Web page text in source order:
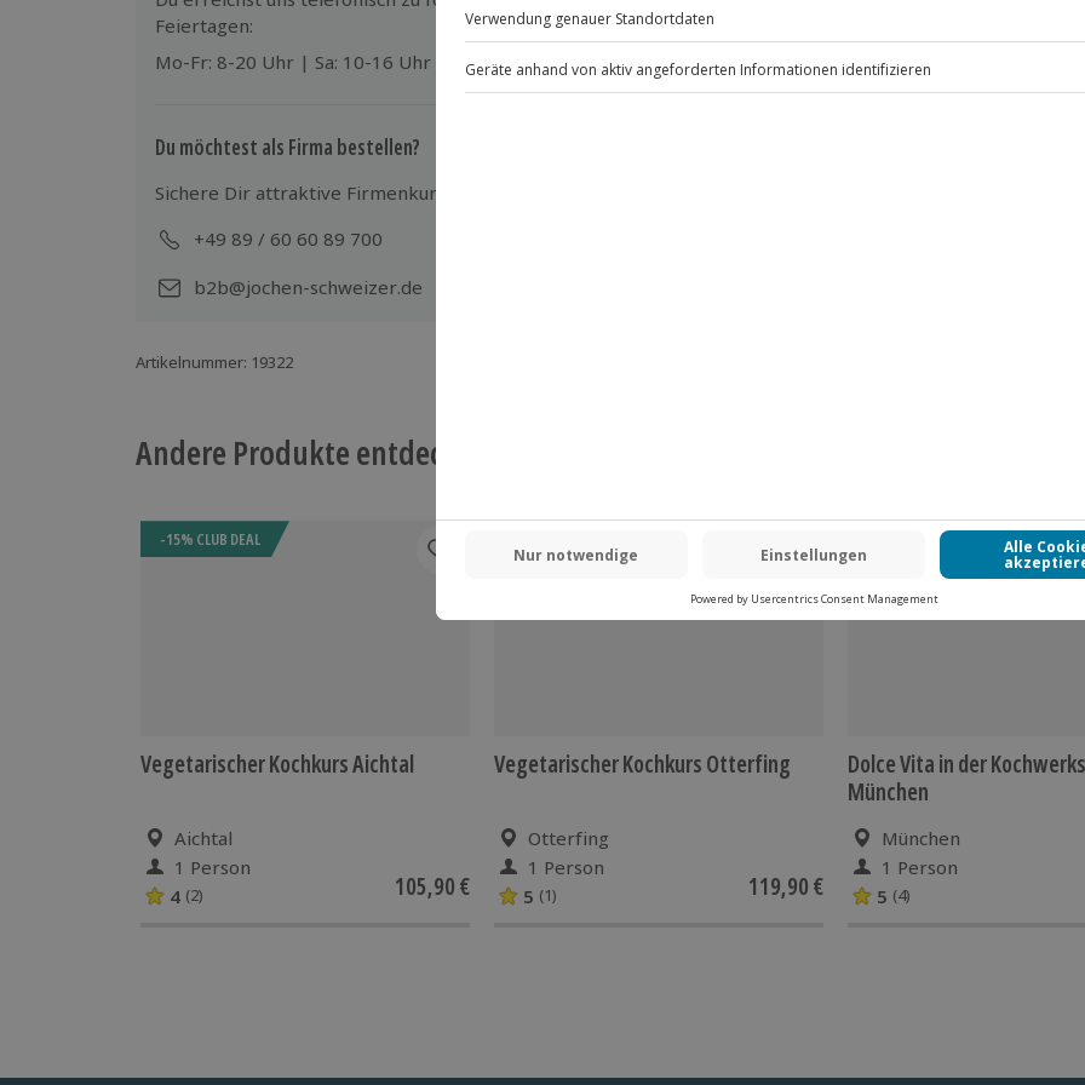
Gruppengröße: 6-12 Personen
Feiertagen:
Mo-Fr: 8-20 Uhr | Sa: 10-16 Uhr
Du möchtest als Firma bestellen?
Sichere Dir attraktive Firmenkunden Vorteile.
+49 89 / 60 60 89 700
b2b@jochen-schweizer.de
Artikelnummer: 19322
Andere Produkte entdecken
-15% CLUB DEAL
Vegetarischer Kochkurs Aichtal
Aichtal
1 Person
4 (2) 105,90 €
Vegetarischer Kochkurs Otterfing
Otterfing
1 Person
5 (1) 119,90 €
-15% CLUB DEAL
Dolce Vita in der
München
München
1 Person
5 (4)